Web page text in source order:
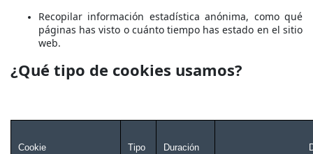
Recopilar información estadística anónima, como qué
páginas has visto o cuánto tiempo has estado en el sitio
web.
¿Qué tipo de cookies usamos?
Cookie Tipo Duración